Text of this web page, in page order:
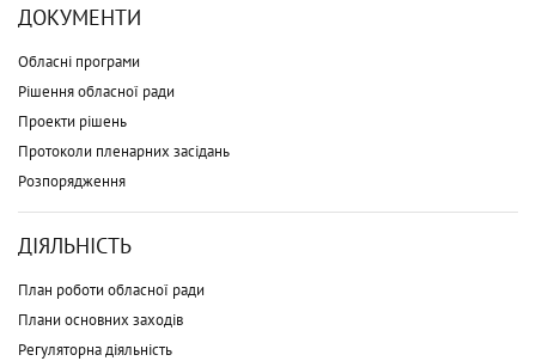
ДОКУМЕНТИ
Обласні програми
Рішення обласної ради
Проекти рішень
Протоколи пленарних засідань
Розпорядження
ДІЯЛЬНІСТЬ
План роботи обласної ради
Плани основних заходів
Регуляторна діяльність